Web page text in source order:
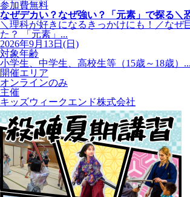
参加費無料
なぜデカい？なぜ強い？「元素」で探る
＼理科が好きになるきっかけにも！／なぜ
た？ 「元素」...
2026年9月13日(日)
対象年齢
小学生、中学生、高校生等（15歳～18歳）...
開催エリア
オンラインのみ
主催
キッズウィークエンド株式会社